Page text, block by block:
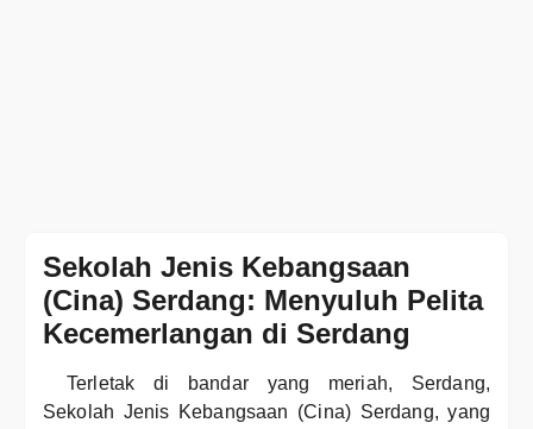
Sekolah Jenis Kebangsaan
(Cina) Serdang: Menyuluh Pelita
Kecemerlangan di Serdang
Terletak di bandar yang meriah, Serdang,
Sekolah Jenis Kebangsaan (Cina) Serdang, yang